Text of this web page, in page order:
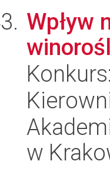
Wpływ
Konkurs:
w